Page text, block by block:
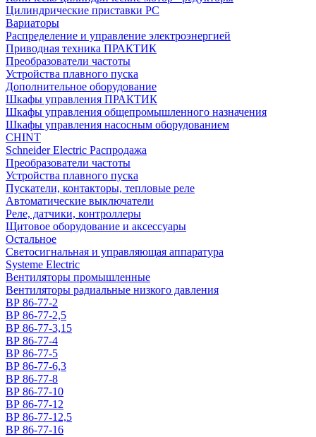
Цилиндрические приставки PC
Вариаторы
Распределение и управление электроэнергией
Приводная техника ПРАКТИК
Преобразователи частоты
Устройства плавного пуска
Дополнительное оборудование
Шкафы управления ПРАКТИК
Шкафы управления общепромышленного назначения
Шкафы управления насосным оборудованием
CHINT
Schneider Electric Распродажа
Преобразователи частоты
Устройства плавного пуска
Пускатели, контакторы, тепловые реле
Автоматические выключатели
Реле, датчики, контроллеры
Щитовое оборудование и аксессуары
Остальное
Светосигнальная и управляющая аппаратура
Systeme Electric
Вентиляторы промышленные
Вентиляторы радиальные низкого давления
ВР 86-77-2
ВР 86-77-2,5
ВР 86-77-3,15
ВР 86-77-4
ВР 86-77-5
ВР 86-77-6,3
ВР 86-77-8
ВР 86-77-10
ВР 86-77-12
ВР 86-77-12,5
ВР 86-77-16